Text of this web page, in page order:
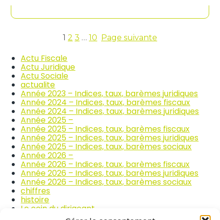
m
e
l
a
r
p
a
r
t
i
o
u
i
e
r
i
x
d
e
s
p
r
o
d
u
i
s
1 2 3 … 10 Page suivante
Actu Fiscale
Actu Juridique
Actu Sociale
actualite
Année 2023 – Indices, taux, barèmes juridiques
Année 2024 – Indices, taux, barèmes fiscaux
Année 2024 – Indices, taux, barèmes juridiques
Année 2025 –
Année 2025 – Indices, taux, barèmes fiscaux
Année 2025 – Indices, taux, barèmes juridiques
Année 2025 – Indices, taux, barèmes sociaux
Année 2026 –
Année 2026 – Indices, taux, barèmes fiscaux
Année 2026 – Indices, taux, barèmes juridiques
Année 2026 – Indices, taux, barèmes sociaux
chiffres
histoire
Le coin du dirigeant